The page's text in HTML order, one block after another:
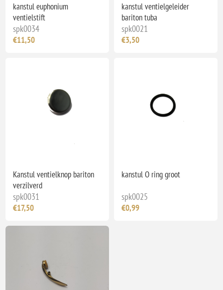
kanstul euphonium
ventielstift
spk0034
€11,50
kanstul ventielgeleider
bariton tuba
spk0021
€3,50
Kanstul ventielknop bariton
verzilverd
spk0031
€17,50
kanstul O ring groot
spk0025
€0,99